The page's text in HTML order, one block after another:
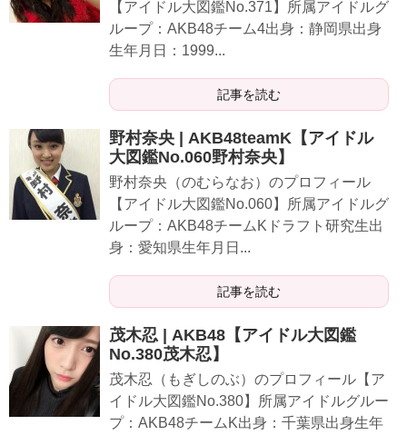
【アイドル大図鑑No.371】所属アイドルグ
ループ：AKB48チーム4出身：静岡県出身
生年月日：1999...
記事を読む
野村奈央 | AKB48teamK【アイドル
大図鑑No.060野村奈央】
野村奈央（のむらなお）のプロフィール
【アイドル大図鑑No.060】所属アイドルグ
ループ：AKB48チームKドラフト研究生出
身：愛知県生年月日...
記事を読む
茂木忍 | AKB48【アイドル大図鑑
No.380茂木忍】
茂木忍（もぎしのぶ）のプロフィール【ア
イドル大図鑑No.380】所属アイドルグルー
プ：AKB48チームK出身：千葉県出身生年